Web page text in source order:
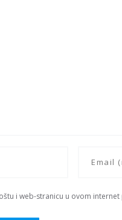
i web-stranicu u ovom